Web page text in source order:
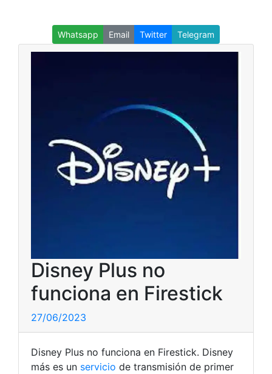
Whatsapp Email Twitter Telegram
Disney Plus no
funciona en Firestick
27/06/2023
Disney Plus no funciona en Firestick. Disney
más es un servicio de transmisión de primer